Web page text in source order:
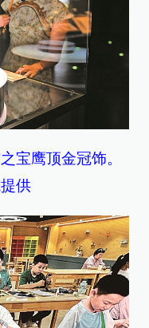
宝鹰顶金冠饰。
供